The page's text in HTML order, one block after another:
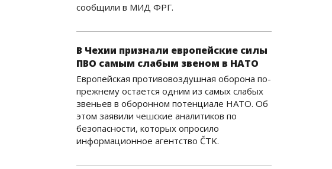
сообщили в МИД ФРГ.
В Чехии признали европейские силы
ПВО самым слабым звеном в НАТО
Европейская противовоздушная оборона по-
прежнему остается одним из самых слабых
звеньев в оборонном потенциале НАТО. Об
этом заявили чешские аналитиков по
безопасности, которых опросило
информационное агентство ČTK.